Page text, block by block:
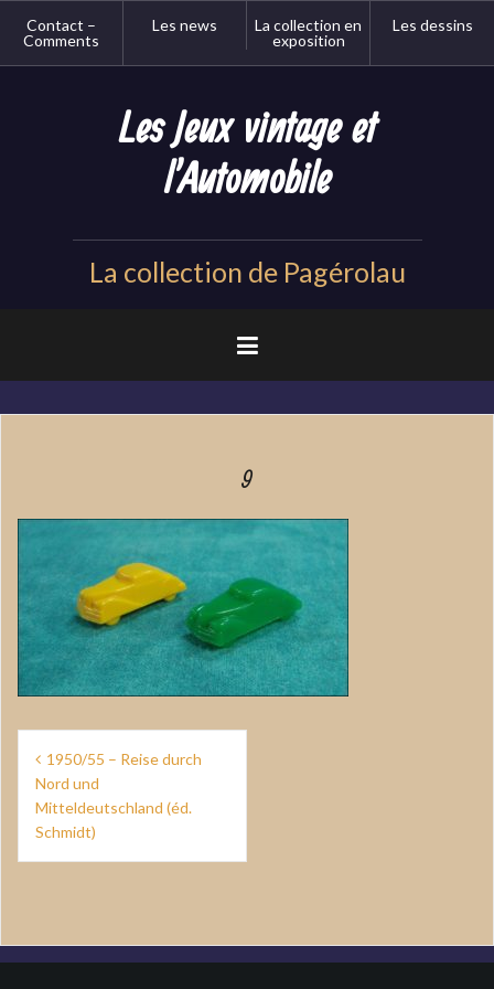
Contact –
Comments
Les news
La collection en
exposition
Les dessins
Les Jeux vintage et
l'Automobile
La collection de Pagérolau
9
Navigation
de
l’article
1950/55 – Reise durch
Nord und
Mitteldeutschland (éd.
Schmidt)